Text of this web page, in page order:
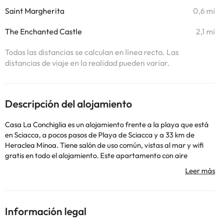
Saint Margherita 0,6 mi
The Enchanted Castle 2,1 mi
Todas las distancias se calculan en línea recta. Las
distancias de viaje en la realidad pueden variar.
Descripción del alojamiento
Casa La Conchiglia es un alojamiento frente a la playa que está
en Sciacca, a pocos pasos de Playa de Sciacca y a 33 km de
Heraclea Minoa. Tiene salón de uso común, vistas al mar y wifi
gratis en todo el alojamiento. Este apartamento con aire
acondicionado consta de 2 dormitorios, una sala de estar, una
cocina totalmente equipada con nevera y cafetera, y 1 baño con
El aeropuerto (Aeropuerto de Trapani) está a 92 km.
En este alojamiento no se pueden celebrar despedidas de soltero
Información legal